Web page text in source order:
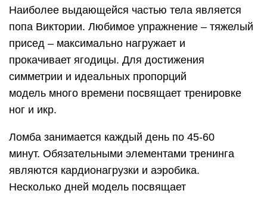
Наиболее выдающейся частью тела является
попа Виктории. Любимое упражнение – тяжелый
присед – максимально нагружает и
прокачивает ягодицы. Для достижения
симметрии и идеальных пропорций
модель много времени посвящает тренировке
ног и икр.
Ломба занимается каждый день по 45-60
минут. Обязательными элементами тренинга
являются кардионагрузки и аэробика.
Несколько дней модель посвящает